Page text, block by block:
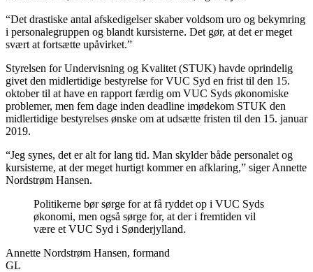
“Det drastiske antal afskedigelser skaber voldsom uro og bekymring
i personalegruppen og blandt kursisterne. Det gør, at det er meget
svært at fortsætte upåvirket.”
Styrelsen for Undervisning og Kvalitet (STUK) havde oprindelig
givet den midlertidige bestyrelse for VUC Syd en frist til den 15.
oktober til at have en rapport færdig om VUC Syds økonomiske
problemer, men fem dage inden deadline imødekom STUK den
midlertidige bestyrelses ønske om at udsætte fristen til den 15. januar
2019.
“Jeg synes, det er alt for lang tid. Man skylder både personalet og
kursisterne, at der meget hurtigt kommer en afklaring,” siger Annette
Nordstrøm Hansen.
Politikerne bør sørge for at få ryddet op i VUC Syds
økonomi, men også sørge for, at der i fremtiden vil
være et VUC Syd i Sønderjylland.
Annette Nordstrøm Hansen, formand
GL